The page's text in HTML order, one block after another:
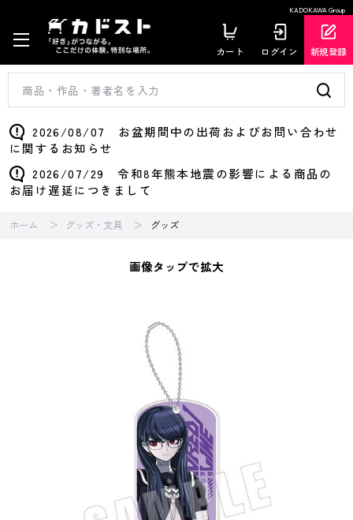
KADOKAWA Group
カート ログイン 新規登録
2026/08/07 お盆期間中の出荷およびお問い合わせ
に関するお知らせ
2026/07/29 令和8年熊本地震の影響による商品の
お届け遅延につきまして
ホーム グッズ・文具 グッズ
画像タップで拡大